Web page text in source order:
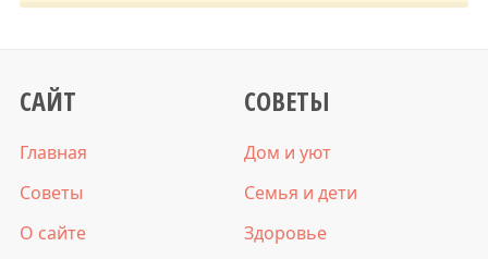
САЙТ
Главная
Советы
О сайте
СОВЕТЫ
Дом и уют
Семья и дети
Здоровье